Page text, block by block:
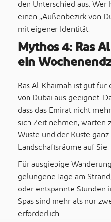
den Unterschied aus.
einen „Außenbezirk von
mit eigener Identität.
Mythos 4: Ras
ein
Ras Al Khaimah ist gut
von Dubai aus geeignet.
dass das Emirat nicht
sich Zeit nehmen, warten
Wüste und der Küste
Landschaftsräume auf Sie.
Für ausgiebige
gelungene Tage am
oder entspannte
Spas sind mehr als nur
erforderlich.